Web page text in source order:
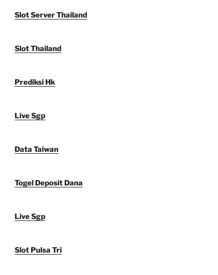
Slot Server Thailand
Slot Thailand
Prediksi Hk
Live Sgp
Data Taiwan
Togel Deposit Dana
Live Sgp
Slot Pulsa Tri